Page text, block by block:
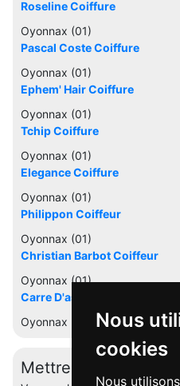
Nous
cookies
Nous
Roseline Coiffure
Oyonnax (01)
Pascal Coste Coiffure
Oyonnax (01)
Ephem' Hair Coiffure
Oyonnax (01)
Tchip Coiffure
Oyonnax (01)
Elegance Coiffure
Oyonnax (01)
Philippon Coiffeur
Oyonnax (01)
Christian Barbot Coiffeur
Oyonnax (01)
Carre D'as
Oyonnax (01)
Mettre à jour cette